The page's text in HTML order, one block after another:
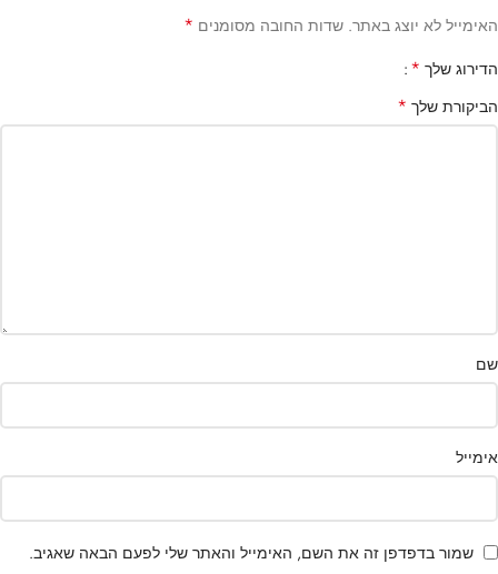
האימייל לא יוצג באתר. שדות החובה מסומנים *
הדירוג שלך *
הביקורת שלך *
שם
אימייל
שמור בדפדפן זה את השם, האימייל והאתר שלי לפעם הבאה שאגיב.